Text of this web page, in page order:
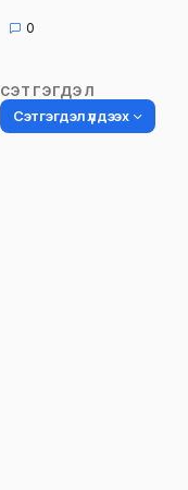
0
СЭТГЭГДЭЛ
Сэтгэгдэл үлдээх